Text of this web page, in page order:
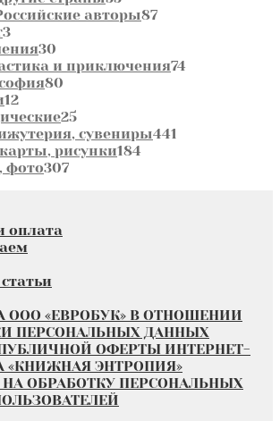
товаров
авторы8787
33
товара
30
товаров
и приключения74
80
1212
товаров
2525
товаров
сувениры441
рисунки184
фото307307
оплата
ООО «ЕВРОБУК» В ОТНОШЕНИИ
ПЕРСОНАЛЬНЫХ ДАННЫХ
ОФЕРТЫ ИНТЕРНЕТ-
«КНИЖНАЯ ЭНТРОПИЯ»
НА ОБРАБОТКУ ПЕРСОНАЛЬНЫХ